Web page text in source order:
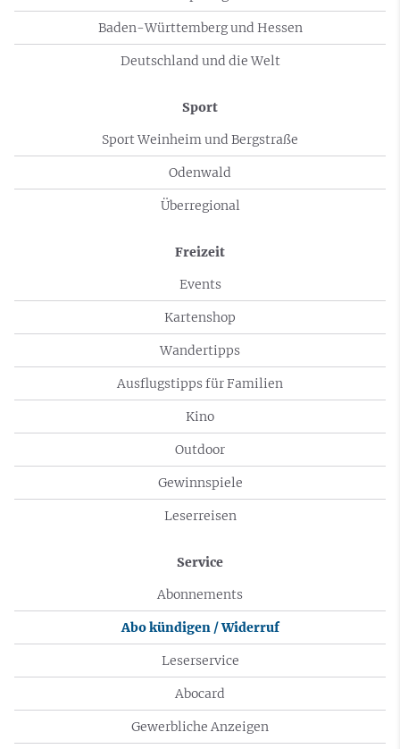
Baden-Württemberg und Hessen
Deutschland und die Welt
Sport
Sport Weinheim und Bergstraße
Odenwald
Überregional
Freizeit
Events
Kartenshop
Wandertipps
Ausflugstipps für Familien
Kino
Outdoor
Gewinnspiele
Leserreisen
Service
Abonnements
Abo kündigen / Widerruf
Leserservice
Abocard
Gewerbliche Anzeigen